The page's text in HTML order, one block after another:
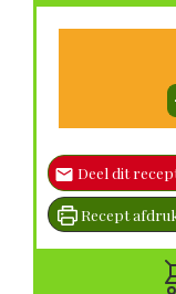
Deel dit
Recept